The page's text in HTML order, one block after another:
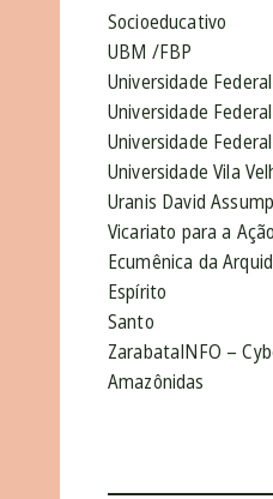
Socioeducativo
UBM /FBP
Universidade
Universidade
Universidade
Universidade Vila
Uranis David
Vicariato para a
Ecumênica da
Espírito
Santo
ZarabataINFO –
Amazônidas